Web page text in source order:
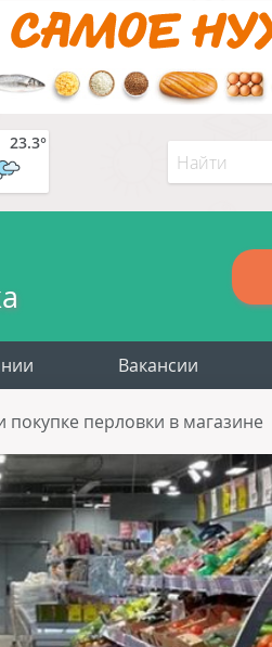
23.3°
Вакансии
перловки в магазине